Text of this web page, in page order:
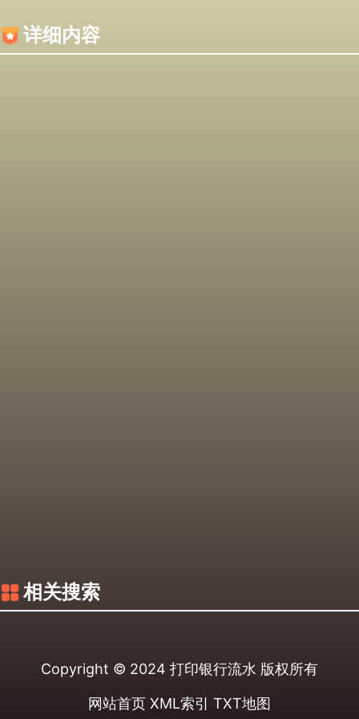
详细内容
相关搜索
Copyright © 2024 打印银行流水 版权所有
网站首页 XML索引 TXT地图